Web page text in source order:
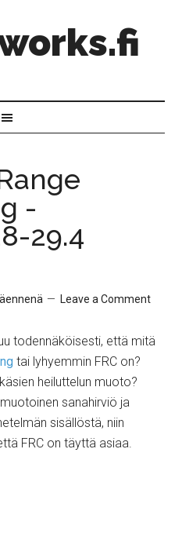
-
29.4
Leave a Comment
todennäköisesti, että mitä
tai lyhyemmin FRC on?
heiluttelun muoto?
sanahirviö ja
sisällöstä, niin
FRC on täyttä asiaa.